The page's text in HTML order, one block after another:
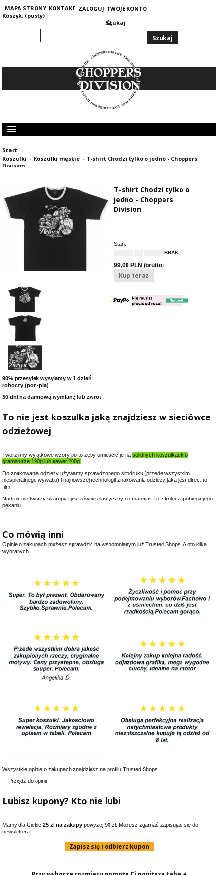
MAPA STRONY KONTAKT ZALOGUJ TWOJE KONTO
Koszyk: (pusty)
Szukaj
KOLEKCJA DAMSKA
GRUBE I CIEPŁE BLUZY 400G
Start -
Koszulki - Koszulki męskie - T-shirt Chodzi tylko o jedno - Choppers
Division
90% przesyłek wysyłamy w 1 dzień
roboczy (pon-pią)
30 dni na darmową wymianę lub zwrot
T-shirt Chodzi tylko o
jedno - Choppers
Division
Stan:
BRAK
99,00 PLN (brutto)
Kup teraz
To nie jest koszulka jaką znajdziesz w sieciówce
odzieżowej
Tworzymy wyjątkowe wzory po to żeby umieścić je na solidnych koszulkach o
gramaturze 190g lub nawet 200g.
Do znakowania odzieży używamy sprawdzonego sitodruku (przede wszystkim
niespieralnego wywabu) i najnowszej technologii znakowania odzieży jaką jest direct-to-
film.
Nadruk nie tworzy skorupy i jest równie elastyczny co materiał. To z kolei zapobiega jego
pękaniu.
Co mówią inni
Opinie o zakupach możesz sprawdzić na wspomnianym już Trusted Shops. A oto kilka
wybranych
Wszystkie opinie o zakupach znajdziesz na profilu Trusted Shops
Przejdź do opinii
Lubisz kupony? Kto nie lubi
Mamy dla Ciebie 25 zł na zakupy powyżej 90 zł. Możesz zgarnąć zapisując się do
newslettera
Zapisz się i odbierz kupon